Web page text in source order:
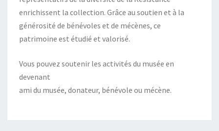
enrichissent la collection. Grâce au soutien et à la
générosité de bénévoles et de mécènes, ce
patrimoine est étudié et valorisé.
Vous pouvez soutenir les activités du musée en
devenant
ami du musée, donateur, bénévole ou mécène.